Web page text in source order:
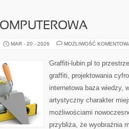
MAR - 20 - 2026 MOŻLIWOŚĆ
Graffiti-lubin.pl to
graffiti, projektowania
internetowa baza wiedzy,
artystyczny charakter
możliwościami
przybliża, że wyobraźnia